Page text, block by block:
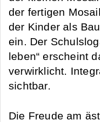
der fertigen
der Kinder als
ein. Der
leben“ erscheint
verwirklicht.
sichtbar.
Die Freude am